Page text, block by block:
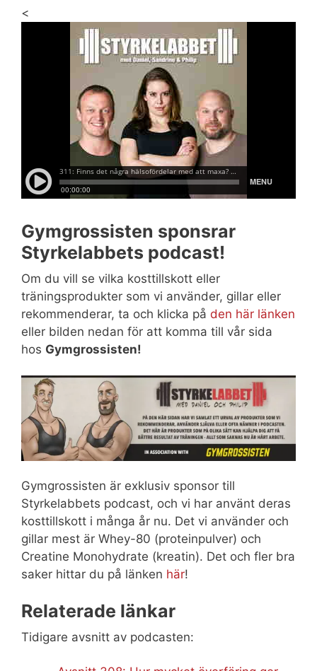
<
Gymgrossisten sponsrar
Styrkelabbets podcast!
Om du vill se vilka kosttillskott eller
träningsprodukter som vi använder, gillar eller
rekommenderar, ta och klicka på den här länken
eller bilden nedan för att komma till vår sida
hos Gymgrossisten!
Gymgrossisten är exklusiv sponsor till
Styrkelabbets podcast, och vi har använt deras
kosttillskott i många år nu. Det vi använder och
gillar mest är Whey-80 (proteinpulver) och
Creatine Monohydrate (kreatin). Det och fler bra
saker hittar du på länken här!
Relaterade länkar
Tidigare avsnitt av podcasten: